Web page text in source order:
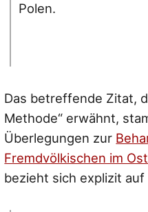
Polen.
Das betreffende Zitat,
Methode“ erwähnt,
Überlegungen zur
Fremdvölkischen im
bezieht sich explizit